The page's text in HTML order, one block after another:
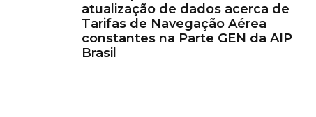
atualização de dados acerca de
Tarifas de Navegação Aérea
constantes na Parte GEN da AIP
Brasil